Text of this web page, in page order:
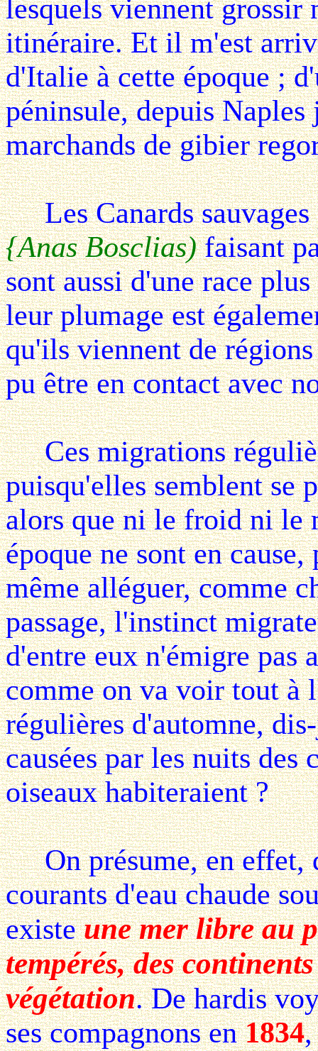
lesquels viennent grossir
itinéraire. Et il m'est
d'Italie à cette époque ;
péninsule, depuis Naples
marchands de gibier
Les Canards sauvages
{Anas Bosclias)faisant
sont aussi d'une race
leur plumage est
qu'ils viennent de
pu être en contact avec
Ces migrations
puisqu'elles semblent se
alors que ni le froid ni le
époque ne sont en
même alléguer, comme
passage, l'instinct
d'entre eux n'émigre pas
comme on va voir tout à
régulières d'automne,
causées par les nuits des
oiseaux habiteraient ?
On présume, en effet,
courants d'eau chaude
existeune mer libre au
tempérés, des
végétation. De hardis
ses compagnons en1834